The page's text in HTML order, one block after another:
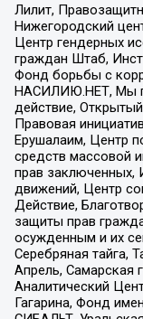
Лилит,
Нижегородский
Центр гендерных
граждан Штаб,
Фонд борьбы с
НАСИЛИЮ.НЕТ, Мы
действие,
Правовая
Ерушалаим, Центр
средств массовой
прав заключенных,
движений, Центр
Действие,
защиты прав
осужденным и их
Серебряная тайга,
Апрель, Самарская
Аналитический
Гагарина, Фонд